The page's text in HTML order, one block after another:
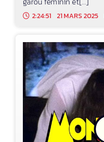
2:24:51 21 MARS 2025